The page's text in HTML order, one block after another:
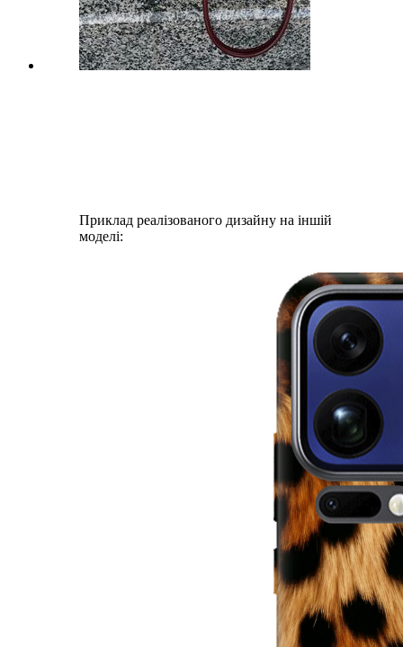
Приклад реалізованого дизайну на іншій
моделі: